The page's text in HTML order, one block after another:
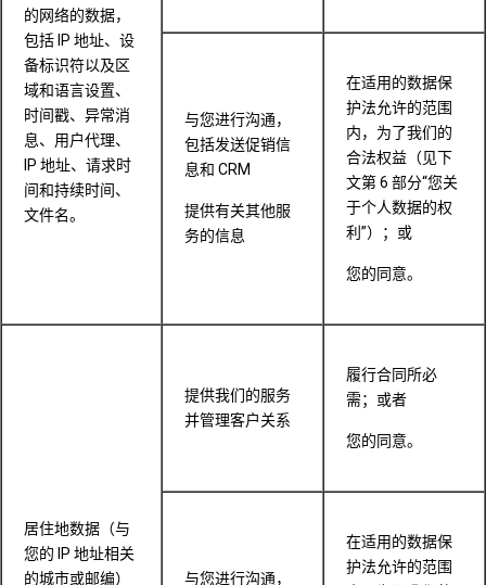
的网络的数据，
包括 IP 地址、设
备标识符以及区
域和语言设置、
时间戳、异常消
息、用户代理、
IP 地址、请求时
间和持续时间、
文件名。
与您进行沟通，
包括发送促销信
息和 CRM
提供有关其他服
务的信息
在适用的数据保
护法允许的范围
内，为了我们的
合法权益（见下
文第 6 部分“您关
于个人数据的权
利”）；或
您的同意。
居住地数据（与
您的 IP 地址相关
的城市或邮编）
提供我们的服务
并管理客户关系
履行合同所必
需；或者
您的同意。
与您进行沟通，
在适用的数据保
护法允许的范围